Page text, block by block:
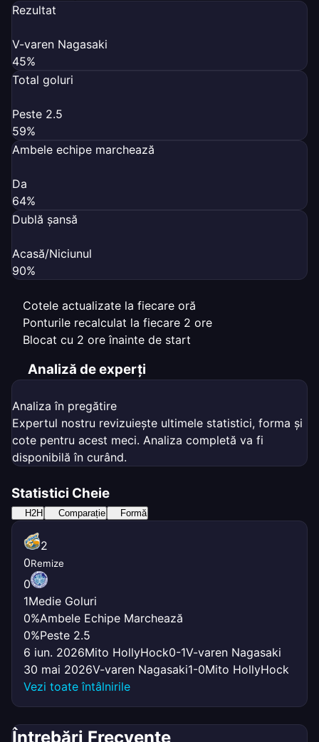
Rezultat
V-varen Nagasaki
45%
Total goluri
Peste 2.5
59%
Ambele echipe marchează
Da
64%
Dublă șansă
Acasă/Niciunul
90%
Cotele actualizate la fiecare oră
Ponturile recalculat la fiecare 2 ore
Blocat cu 2 ore înainte de start
Analiză de experți
Analiza în pregătire
Expertul nostru revizuiește ultimele statistici, forma și
cote pentru acest meci. Analiza completă va fi
disponibilă în curând.
Statistici Cheie
H2H Comparație Formă
2
0Remize
0
1Medie Goluri
0%Ambele Echipe Marchează
0%Peste 2.5
6 iun. 2026Mito HollyHock0-1V-varen Nagasaki
30 mai 2026V-varen Nagasaki1-0Mito HollyHock
Vezi toate întâlnirile
Întrebări Frecvente